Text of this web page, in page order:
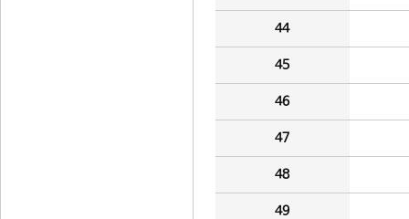
44
45
46
47
48
49